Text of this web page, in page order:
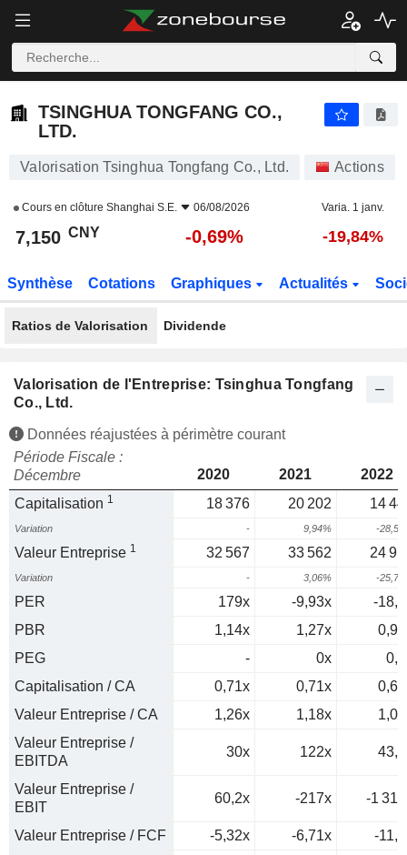
TSINGHUA TONGFANG CO.,
LTD.
Valorisation Tsinghua Tongfang Co., Ltd. Actions
Cours en clôture Shanghai S.E. 06/08/2026 Varia. 1 janv.
7,150 CNY -0,69% -19,84%
Synthèse Cotations Graphiques Actualités
Ratios de Valorisation Dividende
Valorisation de l'Entreprise: Tsinghua Tongfang
Co., Ltd.
Données réajustées à périmètre courant
Période Fiscale :
Décembre
2020 2021
2022
Capitalisation 1 18 376 20 202 14
Variation - 9,94% -
Valeur Entreprise 1 32 567 33 562 24
Variation - 3,06% -
PER 179x -9,93x
-
PBR
1,14x 1,27x
PEG
- 0x
Capitalisation / CA
0,71x 0,71x
Valeur Entreprise / CA
1,26x 1,18x
Valeur Entreprise /
EBITDA
30x 122x
Valeur Entreprise /
EBIT
60,2x -217x -1
Valeur Entreprise / FCF -5,32x -6,71x
-